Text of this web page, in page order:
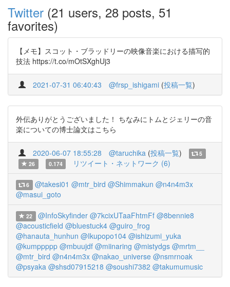
Twitter (21 users, 28 posts, 51
favorites)
【メモ】スコット・ブラッドリーの映像音楽における描写的
技法 https://t.co/mOtSXghUj3
2021-07-31 06:40:43 @frsp_ishigami (投稿一覧)
外伝ありがとうございました！ ちなみにトムとジェリーの音
楽についての博士論文はこちら
2020-06-07 18:55:28 @taruchika (投稿一覧)
5
26
0.174 リツイート・ネットワーク (6)
6 @takesi01 @mtr_bird @Shimmakun @n4n4m3x
@masui_goto
22 @InfoSkyfinder @7kcixUTaaFhtmFf @8bennie8
@acousticfield @bluestuck4 @guiro_frog
@hanauta_hunhun @Ikupopo104 @ishizumi_yuka
@kumppppp @mbuujdf @miinaring @mistydgs @mrtm__
@mtr_bird @n4n4m3x @nakao_universe @nsmrnoak
@psyaka @shsd07915218 @soushi7382 @takumumusic